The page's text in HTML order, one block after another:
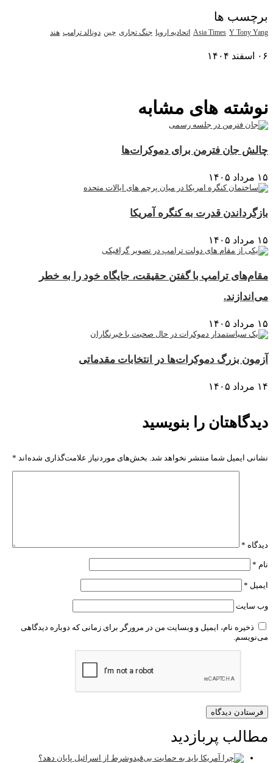
برچسب ها
Asia Times Y Tony Yang اتحادیه اروپا جنگ تجاری چین دونالد ترامپ هند
۰۶ اسفند ۱۴۰۴
نوشته های مشابه
چالش جان فترمن برای دموکرات‌ها
۱۵ مرداد ۱۴۰۵
بازگرداندن قدرت به کنگره آمریکا
۱۵ مرداد ۱۴۰۵
مقام‌های ترامپ با گفتن حقیقت، جایگاه خود را به خطر
می‌اندازند.
۱۵ مرداد ۱۴۰۵
آزمون بزرگ دموکرات‌ها در انتخابات مقدماتی
۱۴ مرداد ۱۴۰۵
دیدگاهتان را بنویسید
نشانی ایمیل شما منتشر نخواهد شد. بخش‌های موردنیاز علامت‌گذاری شده‌اند *
دیدگاه *
نام *
ایمیل *
وب‌ سایت
ذخیره نام، ایمیل و وبسایت من در مرورگر برای زمانی که دوباره دیدگاهی
می‌نویسم.
مطالب پربازدید